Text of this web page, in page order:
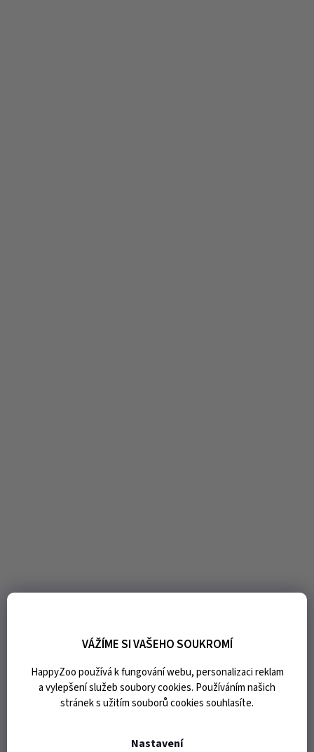
VÁŽÍME SI VAŠEHO SOUKROMÍ
HappyZoo používá k fungování webu, personalizaci reklam
a vylepšení služeb soubory cookies. Používáním našich
stránek s užitím souborů cookies souhlasíte.
Nastavení